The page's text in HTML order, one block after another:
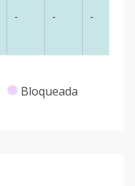
- - -
Bloqueada